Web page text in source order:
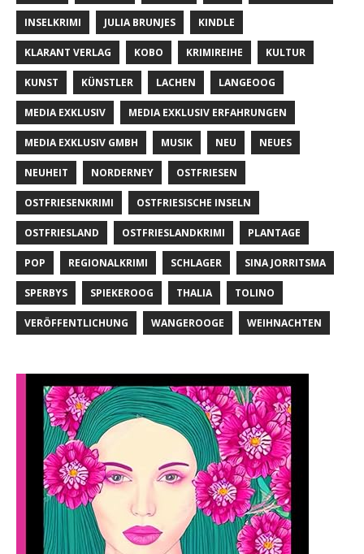
INSELKRIMI JULIA BRUNJES KINDLE
KLARANT VERLAG KOBO KRIMIREIHE KULTUR
KUNST KÜNSTLER LACHEN LANGEOOG
MEDIA EXKLUSIV MEDIA EXKLUSIV ERFAHRUNGEN
MEDIA EXKLUSIV GMBH MUSIK NEU NEUES
NEUHEIT NORDERNEY OSTFRIESEN
OSTFRIESENKRIMI OSTFRIESISCHE INSELN
OSTFRIESLAND OSTFRIESLANDKRIMI PLANTAGE
POP REGIONALKRIMI SCHLAGER SINA JORRITSMA
SPERBYS SPIEKEROOG THALIA TOLINO
VERÖFFENTLICHUNG WANGEROOGE WEIHNACHTEN